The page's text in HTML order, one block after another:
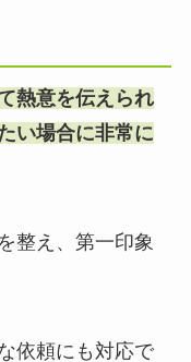
熱意を伝えられ
い場合に非常に
整え、第一印象
依頼にも対応で